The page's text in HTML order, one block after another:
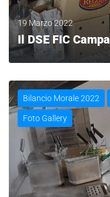
19 Marzo 2022
Il DSE FIC
LEGGI
Bilancio Morale 2022
Foto Gallery